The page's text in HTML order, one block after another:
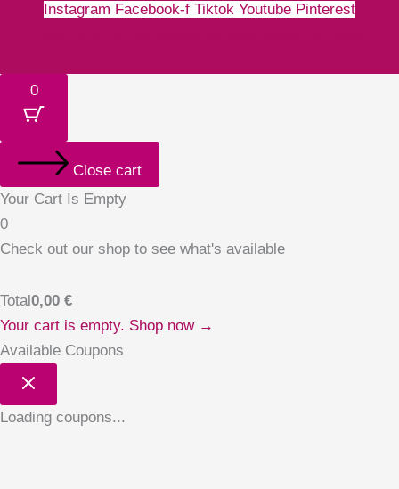
Instagram Facebook-f Tiktok Youtube Pinterest
0
Close cart
Your Cart Is Empty
0
Check out our shop to see what's available
Total0,00 €
Your cart is empty. Shop now →
Available Coupons
Loading coupons...